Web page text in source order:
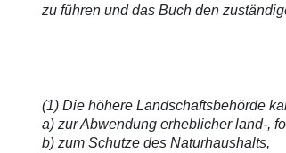
zu führen und das Buch den
(1) Die höhere Landschaftsbehörde
a) zur Abwendung erheblicher land-,
b) zum Schutze des Naturhaushalts,